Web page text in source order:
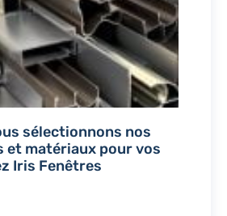
sélectionnons nos
et matériaux pour vos
Iris Fenêtres